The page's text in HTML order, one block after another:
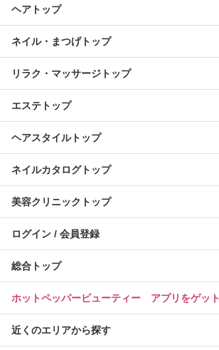
ヘアトップ
ネイル・まつげトップ
リラク・マッサージトップ
エステトップ
ヘアスタイルトップ
ネイルカタログトップ
美容クリニックトップ
ログイン / 会員登録
総合トップ
ホットペッパービューティー アプリをゲット
近くのエリアから探す